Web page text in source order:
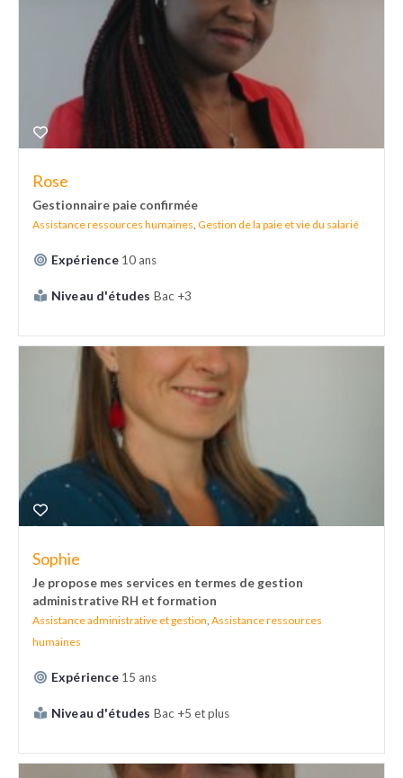
Rose
Gestionnaire paie confirmée
Assistance ressources humaines Gestion de la paie et vie du salarié
Expérience 10 ans
Niveau d'études Bac +3
Sophie
Je propose mes services en termes de gestion
administrative RH et formation
Assistance administrative et gestion Assistance ressources
humaines
Expérience 15 ans
Niveau d'études Bac +5 et plus